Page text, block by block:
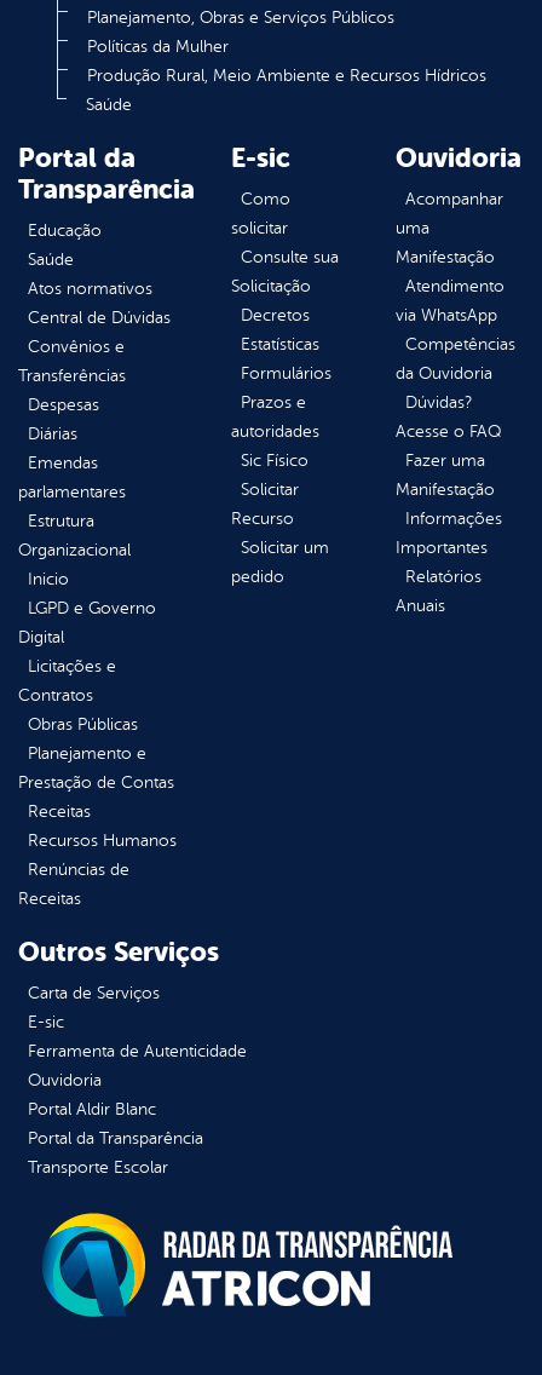
Planejamento, Obras e Serviços Públicos
Políticas da Mulher
Produção Rural, Meio Ambiente e Recursos Hídricos
Saúde
Portal da
Transparência
Educação
Saúde
Atos normativos
Central de Dúvidas
Convênios e
Transferências
Despesas
Diárias
Emendas
parlamentares
Estrutura
Organizacional
Inicio
LGPD e Governo
Digital
Licitações e
Contratos
Obras Públicas
Planejamento e
Prestação de Contas
Receitas
Recursos Humanos
Renúncias de
Receitas
E-sic
Como
solicitar
Consulte sua
Solicitação
Decretos
Estatísticas
Formulários
Prazos e
autoridades
Sic Físico
Solicitar
Recurso
Solicitar um
pedido
Ouvidoria
Acompanhar
uma
Manifestação
Atendimento
via WhatsApp
Competências
da Ouvidoria
Dúvidas?
Acesse o FAQ
Fazer uma
Manifestação
Informações
Importantes
Relatórios
Anuais
Outros Serviços
Carta de Serviços
E-sic
Ferramenta de Autenticidade
Ouvidoria
Portal Aldir Blanc
Portal da Transparência
Transporte Escolar